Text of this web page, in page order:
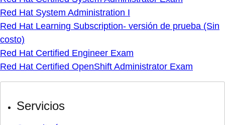
Amplía tu conocimiento
Documentación
Laboratorios prácticos
Centro de aprendizaje sobre la nube híbrida
Otros recursos de aprendizaje